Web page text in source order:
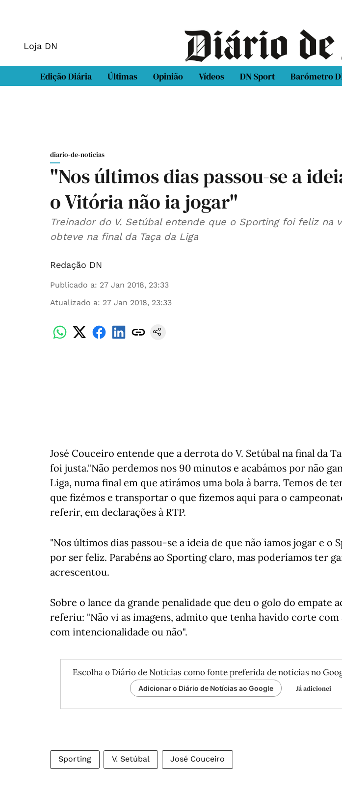
Loja DN
Edição Diária Últimas Opinião Vídeos DN Sport Barómetro
diario-de-noticias
"Nos últimos dias passou-se a
o Vitória não ia jogar"
Treinador do V. Setúbal entende que o Sporting foi feliz na
obteve na final da Taça da Liga
Redação DN
Publicado a: 27 Jan 2018, 23:33
Atualizado a: 27 Jan 2018, 23:33
José Couceiro entende que a derrota do V. Setúbal na final da
foi justa."Não perdemos nos 90 minutos e acabámos por não
Liga, numa final em que atirámos uma bola à barra. Temos de
que fizémos e transportar o que fizemos aqui para o
referir, em declarações à RTP.
"Nos últimos dias passou-se a ideia de que não íamos jogar e o
por ser feliz. Parabéns ao Sporting claro, mas poderíamos ter
acrescentou.
Sobre o lance da grande penalidade que deu o golo do empate
referiu: "Não vi as imagens, admito que tenha havido corte com
com intencionalidade ou não".
Escolha o Diário de Notícias como fonte preferida de notícias no
Adicionar o Diário de Notícias ao Google Já adicionei
Sporting V. Setúbal José Couceiro